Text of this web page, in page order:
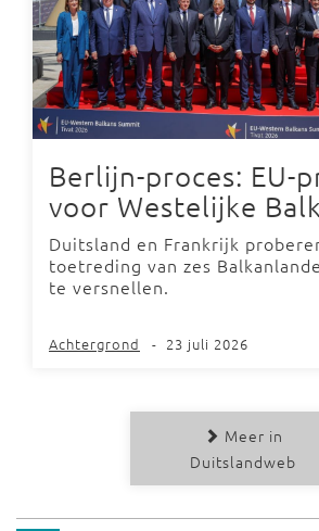
Berlijn-proces: EU-
voor Westelijke
Duitsland en Frankrijk
toetreding van zes
te versnellen.
Achtergrond - 23 juli 2026
Meer in
Duitslandweb